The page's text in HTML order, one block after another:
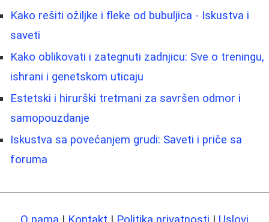
Kako rešiti ožiljke i fleke od bubuljica - Iskustva i
saveti
Kako oblikovati i zategnuti zadnjicu: Sve o treningu,
ishrani i genetskom uticaju
Estetski i hirurški tretmani za savršen odmor i
samopouzdanje
Iskustva sa povećanjem grudi: Saveti i priče sa
foruma